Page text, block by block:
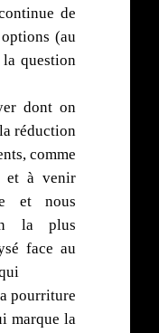
de
(au
la question
dont on
réduction
comme
et à venir
et nous
la plus
face au
pourriture
marque la